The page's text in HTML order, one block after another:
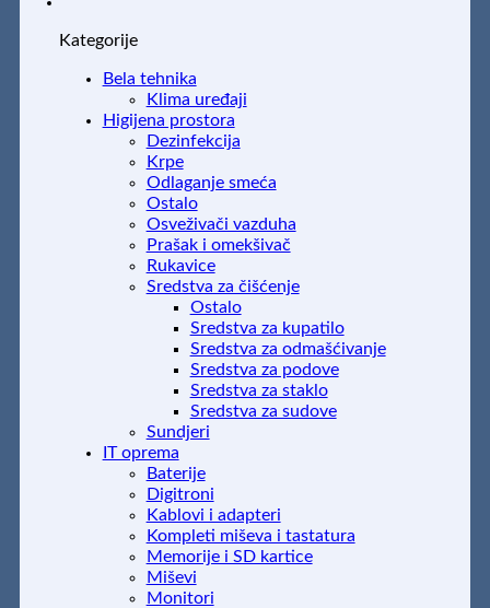
Kategorije
Bela tehnika
Klima uređaji
Higijena prostora
Dezinfekcija
Krpe
Odlaganje smeća
Ostalo
Osveživači vazduha
Prašak i omekšivač
Rukavice
Sredstva za čišćenje
Ostalo
Sredstva za kupatilo
Sredstva za odmašćivanje
Sredstva za podove
Sredstva za staklo
Sredstva za sudove
Sundjeri
IT oprema
Baterije
Digitroni
Kablovi i adapteri
Kompleti miševa i tastatura
Memorije i SD kartice
Miševi
Monitori